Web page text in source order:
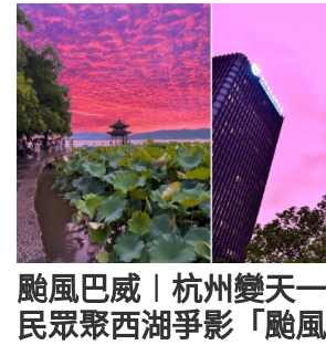
颱風巴威︱杭州變天
民眾聚西湖爭影「颱風